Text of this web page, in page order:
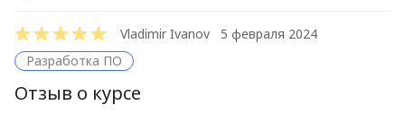
Vladimir Ivanov
5 февраля 2024
Разработка ПО
Отзыв о курсе